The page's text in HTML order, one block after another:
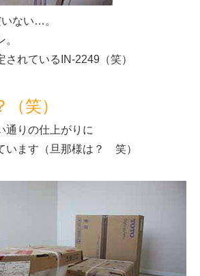
ない…。
されているIN-2249（笑）
笑）
りの仕上がりに
います（旦那様は？ 笑）